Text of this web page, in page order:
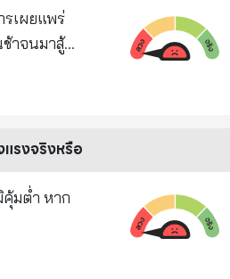
ควรมี
รเผยแพร่
าจนมาสู้
ที่ภูมิ
รงจริงหรือ
มต่ำ หาก